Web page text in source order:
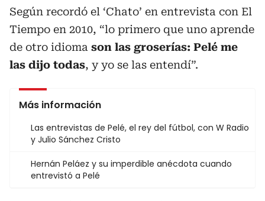
Según recordó el ‘Chato’ en entrevista con El
Tiempo en 2010, “lo primero que uno aprende
de otro idioma son las groserías: Pelé me
las dijo todas, y yo se las entendí”.
Más información
Las entrevistas de Pelé, el rey del fútbol, con W Radio
y Julio Sánchez Cristo
Hernán Peláez y su imperdible anécdota cuando
entrevistó a Pelé